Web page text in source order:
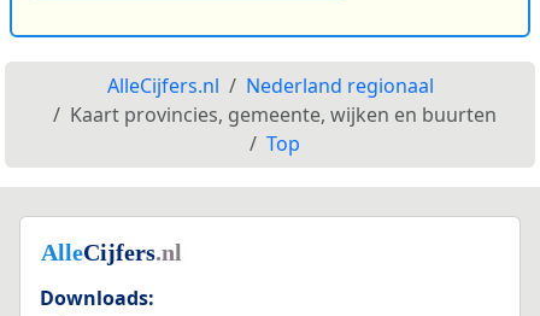
AlleCijfers.nl
Nederland regionaal
Kaart provincies, gemeente, wijken en buurten
Top
Downloads: